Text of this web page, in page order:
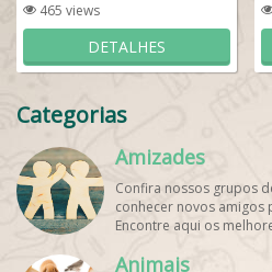
465 views
DETALHES
Categorias
Amizades
Confira nossos grupos
conhecer novos amigos
Encontre aqui os
Animais